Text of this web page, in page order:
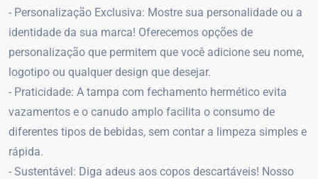
- Personalização Exclusiva: Mostre sua personalidade ou a
identidade da sua marca! Oferecemos opções de
personalização que permitem que você adicione seu nome,
logotipo ou qualquer design que desejar.
- Praticidade: A tampa com fechamento hermético evita
vazamentos e o canudo amplo facilita o consumo de
diferentes tipos de bebidas, sem contar a limpeza simples e
rápida.
- Sustentável: Diga adeus aos copos descartáveis! Nosso